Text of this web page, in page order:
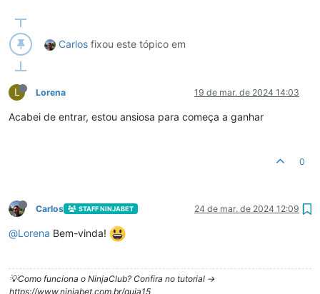
Carlos fixou este tópico em
L Lorena 19 de mar. de 2024 14:03
Acabei de entrar, estou ansiosa para começa a ganhar
0
Carlos STAFF NINJABET 24 de mar. de 2024 12:09
@Lorena Bem-vinda!
💡Como funciona o NinjaClub? Confira no tutorial ->
https://www.ninjabet.com.br/guia15